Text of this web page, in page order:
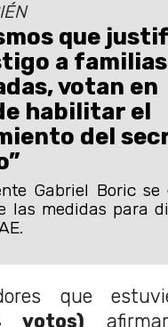
que
a familias
votan en
habilitar el
del
Gabriel Boric se
las medidas para
que
votos)